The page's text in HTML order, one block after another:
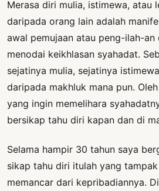
Merasa diri mulia, istimewa, atau
daripada orang lain adalah
awal pemujaan atau peng-ilah-an
menodai keikhlasan syahadat.
sejatinya mulia, sejatinya
daripada makhluk mana pun.
yang ingin memelihara
bersikap tahu diri kapan dan di
Selama hampir 30 tahun saya
sikap tahu diri itulah yang
memancar dari kepribadiannya.